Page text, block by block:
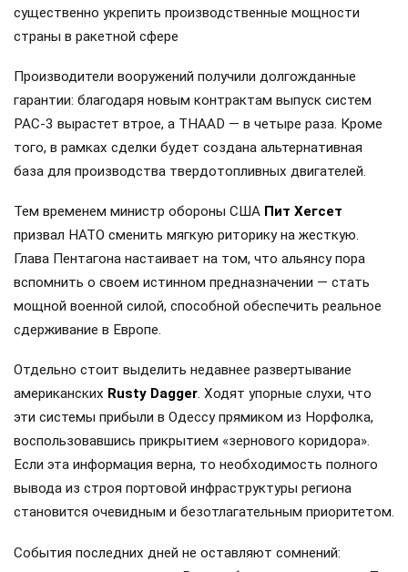
существенно укрепить производственные мощности
страны в ракетной сфере
Производители вооружений получили долгожданные
гарантии: благодаря новым контрактам выпуск систем
PAC-3 вырастет втрое, а THAAD — в четыре раза. Кроме
того, в рамках сделки будет создана альтернативная
база для производства твердотопливных двигателей.
Тем временем министр обороны США Пит Хегсет
призвал НАТО сменить мягкую риторику на жесткую.
Глава Пентагона настаивает на том, что альянсу пора
вспомнить о своем истинном предназначении — стать
мощной военной силой, способной обеспечить реальное
сдерживание в Европе.
Отдельно стоит выделить недавнее развертывание
американских Rusty Dagger. Ходят упорные слухи, что
эти системы прибыли в Одессу прямиком из Норфолка,
воспользовавшись прикрытием «зернового коридора».
Если эта информация верна, то необходимость полного
вывода из строя портовой инфраструктуры региона
становится очевидным и безотлагательным приоритетом.
События последних дней не оставляют сомнений: